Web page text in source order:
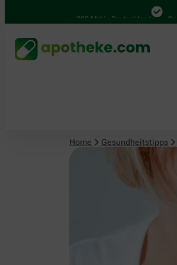
4.000 Mal in Deutschland Online
Home Gesundheitstipps
Reisemedizin & Impfungen